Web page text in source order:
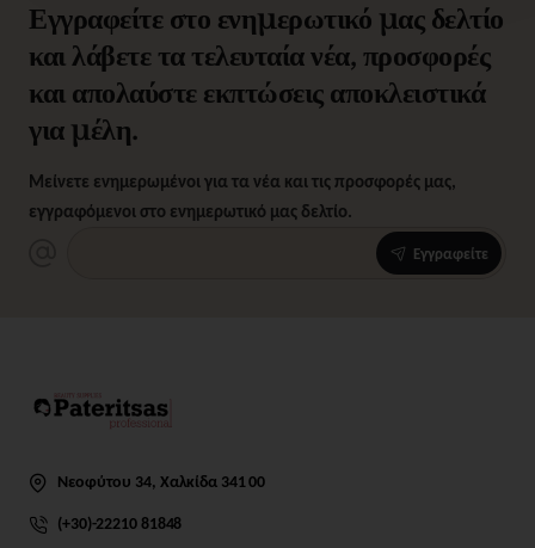
Εγγραφείτε στο ενημερωτικό μας δελτίο
και λάβετε τα τελευταία νέα, προσφορές
και απολαύστε εκπτώσεις αποκλειστικά
για μέλη.
Μείνετε ενημερωμένοι για τα νέα και τις προσφορές μας,
εγγραφόμενοι στο ενημερωτικό μας δελτίο.
Εγγραφείτε
Νεοφύτου 34, Χαλκίδα 341 00
(+30)-22210 81848